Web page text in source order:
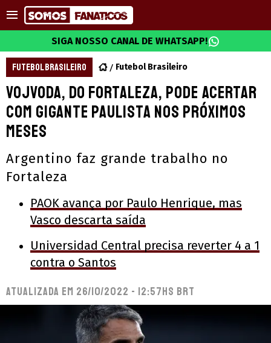
SIGA NOSSO CANAL DE WHATSAPP!
FUTEBOL BRASILEIRO Futebol Brasileiro
Vojvoda, do Fortaleza, pode acertar
com gigante paulista nos próximos
meses
Argentino faz grande trabalho no
Fortaleza
PAOK avança por Paulo Henrique, mas
Vasco descarta saída
Universidad Central precisa reverter 4 a 1
contra o Santos
Atualizada em 26/10/2022 - 12:57hs BRT